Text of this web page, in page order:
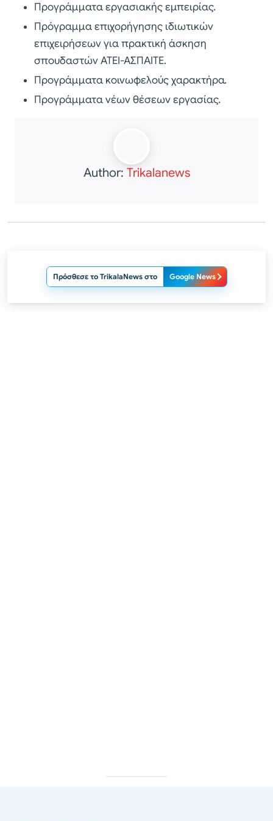
Προγράμματα εργασιακής εμπειρίας.
Πρόγραμμα επιχορήγησης ιδιωτικών
επιχειρήσεων για πρακτική άσκηση
σπουδαστών ΑΤΕΙ-ΑΣΠΑΙΤΕ.
Προγράμματα κοινωφελούς χαρακτήρα.
Προγράμματα νέων θέσεων εργασίας.
Author: Trikalanews
Πρόσθεσε το TrikalaNews στο Google News